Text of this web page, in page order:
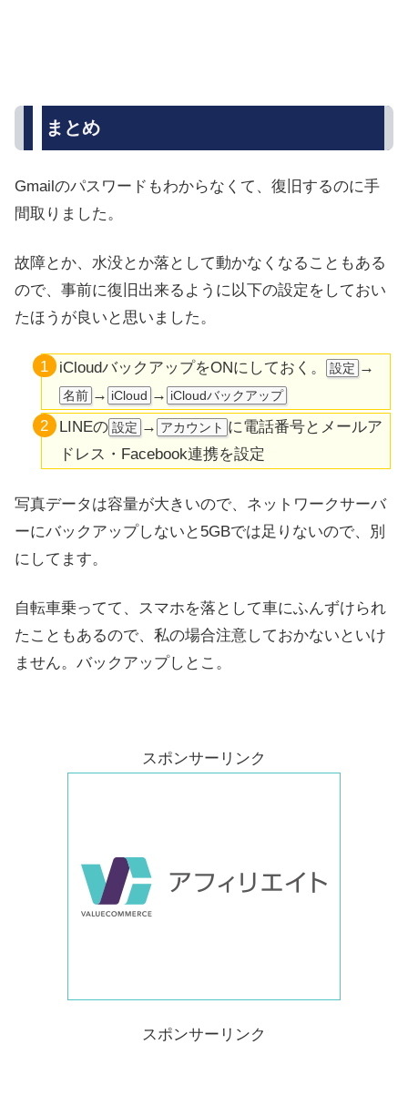
まとめ
Gmailのパスワードもわからなくて、復旧するのに手
間取りました。
故障とか、水没とか落として動かなくなることもある
ので、事前に復旧出来るように以下の設定をしておい
たほうが良いと思いました。
iCloudバックアップをONにしておく。 設定 →
名前 → iCloud → iCloudバックアップ
LINEの 設定 → アカウント に電話番号とメールア
ドレス・Facebook連携を設定
写真データは容量が大きいので、ネットワークサーバ
ーにバックアップしないと5GBでは足りないので、別
にしてます。
自転車乗ってて、スマホを落として車にふんずけられ
たこともあるので、私の場合注意しておかないといけ
ません。バックアップしとこ。
スポンサーリンク
スポンサーリンク